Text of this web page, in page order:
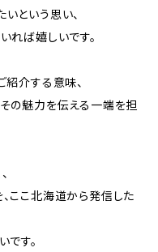
という思い、
れば嬉しいです。
紹介する意味、
の魅力を伝える一端を担
ここ北海道から発信した
です。